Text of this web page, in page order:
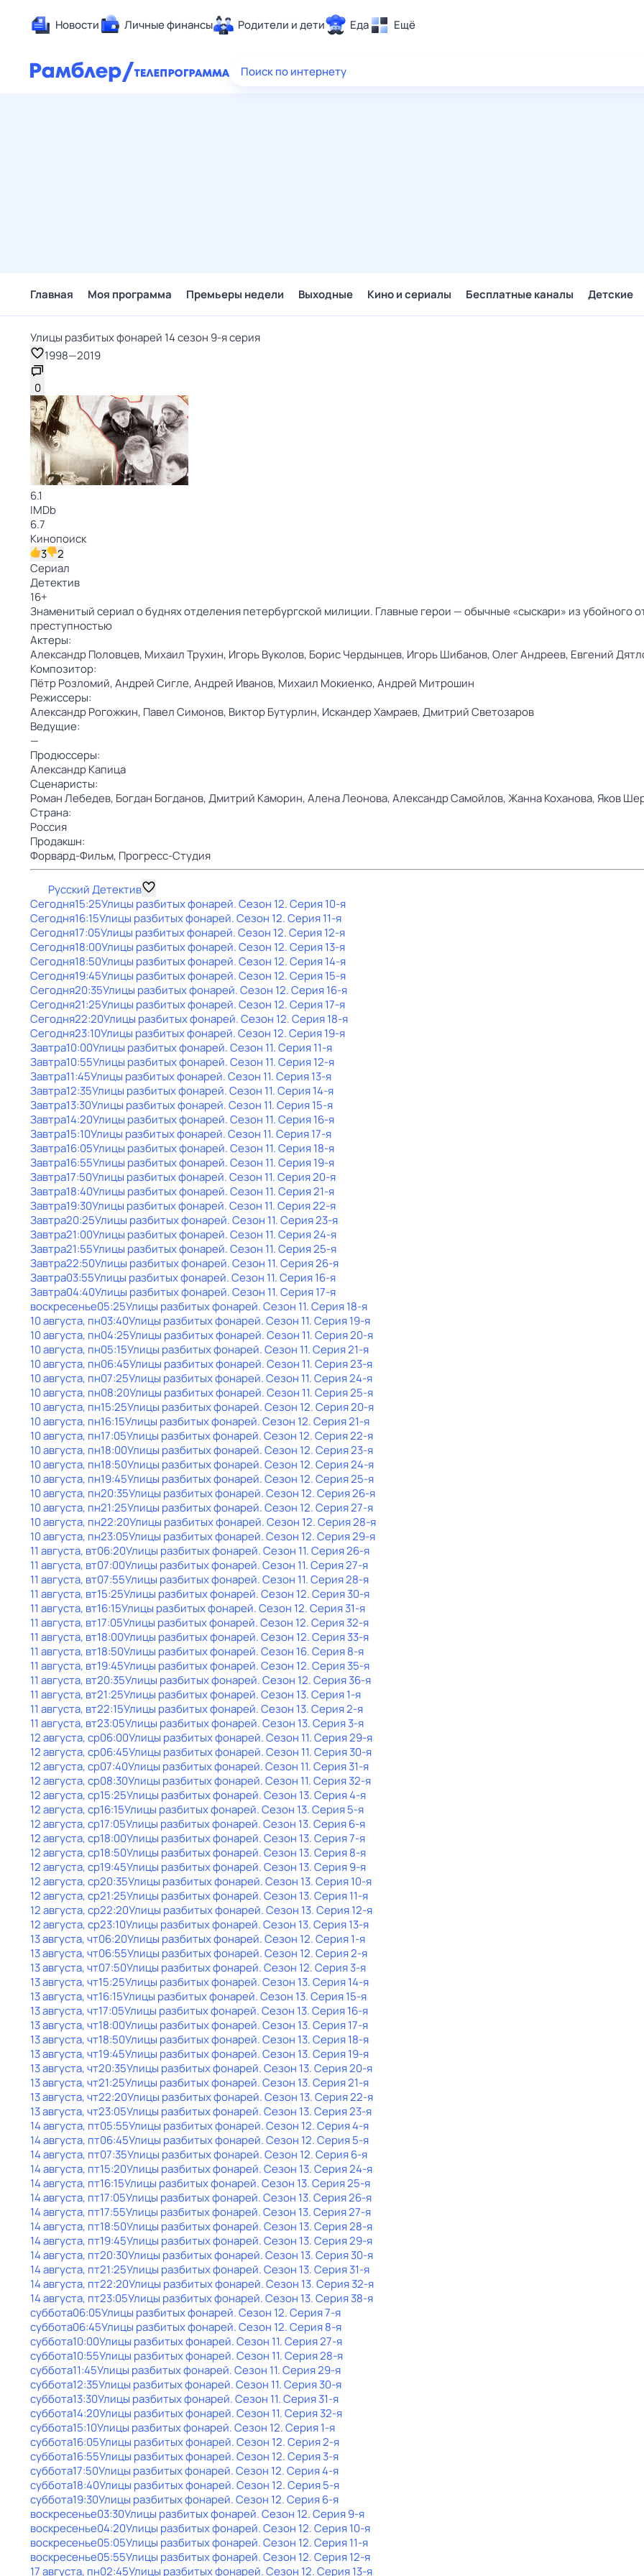
Новости Личные финансы Родители и дети Еда Ещё
Здоровье
Поиск по интернету
Главная Моя программа Премьеры недели Выходные Кино и сериалы Бесплатные каналы Детские
Улицы разбитых фонарей 14 сезон 9-я серия
1998—2019
0
6.1
IMDb
6.7
Кинопоиск
3
2
Сериал
Детектив
16+
Знаменитый сериал о буднях отделения петербургской милиции. Главные герои — обычные «сыскари» из убойного
преступностью
Актеры:
Александр Половцев, Михаил Трухин, Игорь Вуколов, Борис Чердынцев, Игорь Шибанов,Олег Андреев, Евгений
Композитор:
Пётр Розломий,Андрей Сигле,Андрей Иванов, Михаил Мокиенко,Андрей Митрошин
Режиссеры:
Александр Рогожкин, Павел Симонов, Виктор Бутурлин, Искандер Хамраев,Дмитрий Светозаров
Ведущие:
—
Продюссеры:
Александр Капица
Сценаристы:
Роман Лебедев, Богдан Богданов,Дмитрий Каморин,Алена Леонова,Александр Самойлов,Жанна Коханова,Яков
Страна:
Россия
Продакшн:
Форвард-Фильм, Прогресс-Студия
Русский Детектив
Сегодня15:25Улицы разбитых фонарей. Сезон 12. Серия 10-я
Сегодня16:15Улицы разбитых фонарей. Сезон 12. Серия 11-я
Сегодня17:05Улицы разбитых фонарей. Сезон 12. Серия 12-я
Сегодня18:00Улицы разбитых фонарей. Сезон 12. Серия 13-я
Сегодня18:50Улицы разбитых фонарей. Сезон 12. Серия 14-я
Сегодня19:45Улицы разбитых фонарей. Сезон 12. Серия 15-я
Сегодня20:35Улицы разбитых фонарей. Сезон 12. Серия 16-я
Сегодня21:25Улицы разбитых фонарей. Сезон 12. Серия 17-я
Сегодня22:20Улицы разбитых фонарей. Сезон 12. Серия 18-я
Сегодня23:10Улицы разбитых фонарей. Сезон 12. Серия 19-я
Завтра10:00Улицы разбитых фонарей. Сезон 11. Серия 11-я
Завтра10:55Улицы разбитых фонарей. Сезон 11. Серия 12-я
Завтра11:45Улицы разбитых фонарей. Сезон 11. Серия 13-я
Завтра12:35Улицы разбитых фонарей. Сезон 11. Серия 14-я
Завтра13:30Улицы разбитых фонарей. Сезон 11. Серия 15-я
Завтра14:20Улицы разбитых фонарей. Сезон 11. Серия 16-я
Завтра15:10Улицы разбитых фонарей. Сезон 11. Серия 17-я
Завтра16:05Улицы разбитых фонарей. Сезон 11. Серия 18-я
Завтра16:55Улицы разбитых фонарей. Сезон 11. Серия 19-я
Завтра17:50Улицы разбитых фонарей. Сезон 11. Серия 20-я
Завтра18:40Улицы разбитых фонарей. Сезон 11. Серия 21-я
Завтра19:30Улицы разбитых фонарей. Сезон 11. Серия 22-я
Завтра20:25Улицы разбитых фонарей. Сезон 11. Серия 23-я
Завтра21:00Улицы разбитых фонарей. Сезон 11. Серия 24-я
Завтра21:55Улицы разбитых фонарей. Сезон 11. Серия 25-я
Завтра22:50Улицы разбитых фонарей. Сезон 11. Серия 26-я
Завтра03:55Улицы разбитых фонарей. Сезон 11. Серия 16-я
Завтра04:40Улицы разбитых фонарей. Сезон 11. Серия 17-я
воскресенье05:25Улицы разбитых фонарей. Сезон 11. Серия 18-я
10 августа, пн03:40Улицы разбитых фонарей. Сезон 11. Серия 19-я
10 августа, пн04:25Улицы разбитых фонарей. Сезон 11. Серия 20-я
10 августа, пн05:15Улицы разбитых фонарей. Сезон 11. Серия 21-я
10 августа, пн06:45Улицы разбитых фонарей. Сезон 11. Серия 23-я
10 августа, пн07:25Улицы разбитых фонарей. Сезон 11. Серия 24-я
10 августа, пн08:20Улицы разбитых фонарей. Сезон 11. Серия 25-я
10 августа, пн15:25Улицы разбитых фонарей. Сезон 12. Серия 20-я
10 августа, пн16:15Улицы разбитых фонарей. Сезон 12. Серия 21-я
10 августа, пн17:05Улицы разбитых фонарей. Сезон 12. Серия 22-я
10 августа, пн18:00Улицы разбитых фонарей. Сезон 12. Серия 23-я
10 августа, пн18:50Улицы разбитых фонарей. Сезон 12. Серия 24-я
10 августа, пн19:45Улицы разбитых фонарей. Сезон 12. Серия 25-я
10 августа, пн20:35Улицы разбитых фонарей. Сезон 12. Серия 26-я
10 августа, пн21:25Улицы разбитых фонарей. Сезон 12. Серия 27-я
10 августа, пн22:20Улицы разбитых фонарей. Сезон 12. Серия 28-я
10 августа, пн23:05Улицы разбитых фонарей. Сезон 12. Серия 29-я
11 августа, вт06:20Улицы разбитых фонарей. Сезон 11. Серия 26-я
11 августа, вт07:00Улицы разбитых фонарей. Сезон 11. Серия 27-я
11 августа, вт07:55Улицы разбитых фонарей. Сезон 11. Серия 28-я
11 августа, вт15:25Улицы разбитых фонарей. Сезон 12. Серия 30-я
11 августа, вт16:15Улицы разбитых фонарей. Сезон 12. Серия 31-я
11 августа, вт17:05Улицы разбитых фонарей. Сезон 12. Серия 32-я
11 августа, вт18:00Улицы разбитых фонарей. Сезон 12. Серия 33-я
11 августа, вт18:50Улицы разбитых фонарей. Сезон 16. Серия 8-я
11 августа, вт19:45Улицы разбитых фонарей. Сезон 12. Серия 35-я
11 августа, вт20:35Улицы разбитых фонарей. Сезон 12. Серия 36-я
11 августа, вт21:25Улицы разбитых фонарей. Сезон 13. Серия 1-я
11 августа, вт22:15Улицы разбитых фонарей. Сезон 13. Серия 2-я
11 августа, вт23:05Улицы разбитых фонарей. Сезон 13. Серия 3-я
12 августа, ср06:00Улицы разбитых фонарей. Сезон 11. Серия 29-я
12 августа, ср06:45Улицы разбитых фонарей. Сезон 11. Серия 30-я
12 августа, ср07:40Улицы разбитых фонарей. Сезон 11. Серия 31-я
12 августа, ср08:30Улицы разбитых фонарей. Сезон 11. Серия 32-я
12 августа, ср15:25Улицы разбитых фонарей. Сезон 13. Серия 4-я
12 августа, ср16:15Улицы разбитых фонарей. Сезон 13. Серия 5-я
12 августа, ср17:05Улицы разбитых фонарей. Сезон 13. Серия 6-я
12 августа, ср18:00Улицы разбитых фонарей. Сезон 13. Серия 7-я
12 августа, ср18:50Улицы разбитых фонарей. Сезон 13. Серия 8-я
12 августа, ср19:45Улицы разбитых фонарей. Сезон 13. Серия 9-я
12 августа, ср20:35Улицы разбитых фонарей. Сезон 13. Серия 10-я
12 августа, ср21:25Улицы разбитых фонарей. Сезон 13. Серия 11-я
12 августа, ср22:20Улицы разбитых фонарей. Сезон 13. Серия 12-я
12 августа, ср23:10Улицы разбитых фонарей. Сезон 13. Серия 13-я
13 августа, чт06:20Улицы разбитых фонарей. Сезон 12. Серия 1-я
13 августа, чт06:55Улицы разбитых фонарей. Сезон 12. Серия 2-я
13 августа, чт07:50Улицы разбитых фонарей. Сезон 12. Серия 3-я
13 августа, чт15:25Улицы разбитых фонарей. Сезон 13. Серия 14-я
13 августа, чт16:15Улицы разбитых фонарей. Сезон 13. Серия 15-я
13 августа, чт17:05Улицы разбитых фонарей. Сезон 13. Серия 16-я
13 августа, чт18:00Улицы разбитых фонарей. Сезон 13. Серия 17-я
13 августа, чт18:50Улицы разбитых фонарей. Сезон 13. Серия 18-я
13 августа, чт19:45Улицы разбитых фонарей. Сезон 13. Серия 19-я
13 августа, чт20:35Улицы разбитых фонарей. Сезон 13. Серия 20-я
13 августа, чт21:25Улицы разбитых фонарей. Сезон 13. Серия 21-я
13 августа, чт22:20Улицы разбитых фонарей. Сезон 13. Серия 22-я
13 августа, чт23:05Улицы разбитых фонарей. Сезон 13. Серия 23-я
14 августа, пт05:55Улицы разбитых фонарей. Сезон 12. Серия 4-я
14 августа, пт06:45Улицы разбитых фонарей. Сезон 12. Серия 5-я
14 августа, пт07:35Улицы разбитых фонарей. Сезон 12. Серия 6-я
14 августа, пт15:20Улицы разбитых фонарей. Сезон 13. Серия 24-я
14 августа, пт16:15Улицы разбитых фонарей. Сезон 13. Серия 25-я
14 августа, пт17:05Улицы разбитых фонарей. Сезон 13. Серия 26-я
14 августа, пт17:55Улицы разбитых фонарей. Сезон 13. Серия 27-я
14 августа, пт18:50Улицы разбитых фонарей. Сезон 13. Серия 28-я
14 августа, пт19:45Улицы разбитых фонарей. Сезон 13. Серия 29-я
14 августа, пт20:30Улицы разбитых фонарей. Сезон 13. Серия 30-я
14 августа, пт21:25Улицы разбитых фонарей. Сезон 13. Серия 31-я
14 августа, пт22:20Улицы разбитых фонарей. Сезон 13. Серия 32-я
14 августа, пт23:05Улицы разбитых фонарей. Сезон 13. Серия 38-я
суббота06:05Улицы разбитых фонарей. Сезон 12. Серия 7-я
суббота06:45Улицы разбитых фонарей. Сезон 12. Серия 8-я
суббота10:00Улицы разбитых фонарей. Сезон 11. Серия 27-я
суббота10:55Улицы разбитых фонарей. Сезон 11. Серия 28-я
суббота11:45Улицы разбитых фонарей. Сезон 11. Серия 29-я
суббота12:35Улицы разбитых фонарей. Сезон 11. Серия 30-я
суббота13:30Улицы разбитых фонарей. Сезон 11. Серия 31-я
суббота14:20Улицы разбитых фонарей. Сезон 11. Серия 32-я
суббота15:10Улицы разбитых фонарей. Сезон 12. Серия 1-я
суббота16:05Улицы разбитых фонарей. Сезон 12. Серия 2-я
суббота16:55Улицы разбитых фонарей. Сезон 12. Серия 3-я
суббота17:50Улицы разбитых фонарей. Сезон 12. Серия 4-я
суббота18:40Улицы разбитых фонарей. Сезон 12. Серия 5-я
суббота19:30Улицы разбитых фонарей. Сезон 12. Серия 6-я
воскресенье03:30Улицы разбитых фонарей. Сезон 12. Серия 9-я
воскресенье04:20Улицы разбитых фонарей. Сезон 12. Серия 10-я
воскресенье05:05Улицы разбитых фонарей. Сезон 12. Серия 11-я
воскресенье05:55Улицы разбитых фонарей. Сезон 12. Серия 12-я
17 августа, пн02:45Улицы разбитых фонарей. Сезон 12. Серия 13-я